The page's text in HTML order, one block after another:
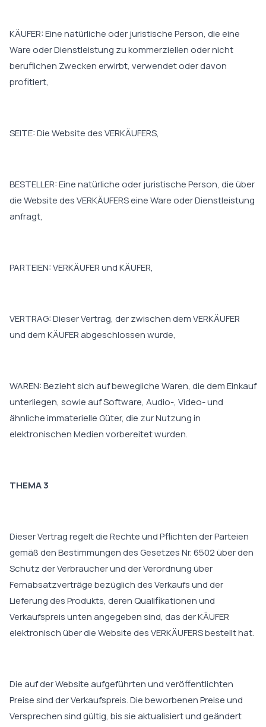
KÄUFER: Eine natürliche oder juristische Person, die eine
Ware oder Dienstleistung zu kommerziellen oder nicht
beruflichen Zwecken erwirbt, verwendet oder davon
profitiert,
SEITE: Die Website des VERKÄUFERS,
BESTELLER: Eine natürliche oder juristische Person, die über
die Website des VERKÄUFERS eine Ware oder Dienstleistung
anfragt,
PARTEIEN: VERKÄUFER und KÄUFER,
VERTRAG: Dieser Vertrag, der zwischen dem VERKÄUFER
und dem KÄUFER abgeschlossen wurde,
WAREN: Bezieht sich auf bewegliche Waren, die dem Einkauf
unterliegen, sowie auf Software, Audio-, Video- und
ähnliche immaterielle Güter, die zur Nutzung in
elektronischen Medien vorbereitet wurden.
THEMA 3
Dieser Vertrag regelt die Rechte und Pflichten der Parteien
gemäß den Bestimmungen des Gesetzes Nr. 6502 über den
Schutz der Verbraucher und der Verordnung über
Fernabsatzverträge bezüglich des Verkaufs und der
Lieferung des Produkts, deren Qualifikationen und
Verkaufspreis unten angegeben sind, das der KÄUFER
elektronisch über die Website des VERKÄUFERS bestellt hat.
Die auf der Website aufgeführten und veröffentlichten
Preise sind der Verkaufspreis. Die beworbenen Preise und
Versprechen sind gültig, bis sie aktualisiert und geändert